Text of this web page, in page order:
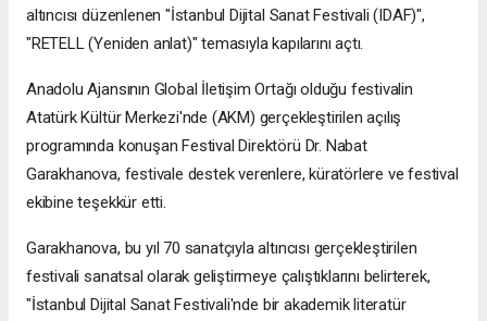
altıncısı düzenlenen "İstanbul Dijital Sanat Festivali (IDAF)",
"RETELL (Yeniden anlat)" temasıyla kapılarını açtı.
Anadolu Ajansının Global İletişim Ortağı olduğu festivalin
Atatürk Kültür Merkezi'nde (AKM) gerçekleştirilen açılış
programında konuşan Festival Direktörü Dr. Nabat
Garakhanova, festivale destek verenlere, küratörlere ve festival
ekibine teşekkür etti.
Garakhanova, bu yıl 70 sanatçıyla altıncısı gerçekleştirilen
festivali sanatsal olarak geliştirmeye çalıştıklarını belirterek,
"İstanbul Dijital Sanat Festivali'nde bir akademik literatür